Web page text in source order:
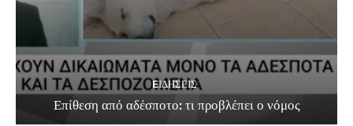
EΙΔΗΣΕΙΣ
Επίθεση από αδέσποτο: τι προβλέπει ο νόμος